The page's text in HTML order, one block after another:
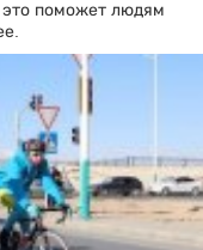
это поможет людям